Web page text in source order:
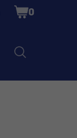
Shopping
Cart
0